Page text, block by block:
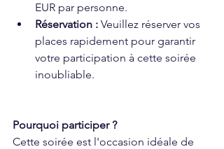
EUR par personne.
Réservation : Veuillez réserver vos
places rapidement pour garantir
votre participation à cette soirée
inoubliable.
Pourquoi participer ?
Cette soirée est l'occasion idéale de